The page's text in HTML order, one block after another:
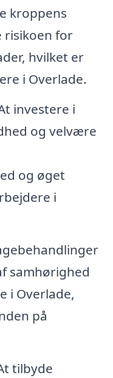
kroppens
risikoen for
hvilket er
i Overlade.
investere i
og velvære
og øget
i
samhørighed
i Overlade,
på
tilbyde